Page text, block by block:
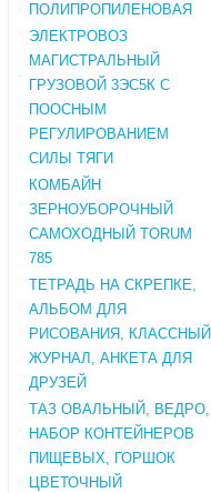
ПОЛИПРОПИЛЕНОВАЯ
ЭЛЕКТРОВОЗ
МАГИСТРАЛЬНЫЙ
ГРУЗОВОЙ 3ЭС5К С
ПООСНЫМ
РЕГУЛИРОВАНИЕМ
СИЛЫ ТЯГИ
КОМБАЙН
ЗЕРНОУБОРОЧНЫЙ
САМОХОДНЫЙ TORUM
785
ТЕТРАДЬ НА СКРЕПКЕ,
АЛЬБОМ ДЛЯ
РИСОВАНИЯ, КЛАССНЫЙ
ЖУРНАЛ, АНКЕТА ДЛЯ
ДРУЗЕЙ
ТАЗ ОВАЛЬНЫЙ, ВЕДРО,
НАБОР КОНТЕЙНЕРОВ
ПИЩЕВЫХ, ГОРШОК
ЦВЕТОЧНЫЙ